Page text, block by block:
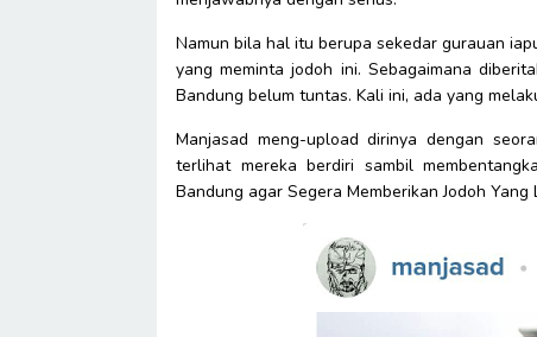
Namun bila hal itu berupa sekedar gurauan
yang meminta jodoh ini. Sebagaimana
Bandung belum tuntas. Kali ini, ada yang
Manjasad meng-upload dirinya dengan
terlihat mereka berdiri sambil
Bandung agar Segera Memberikan Jodoh Yang